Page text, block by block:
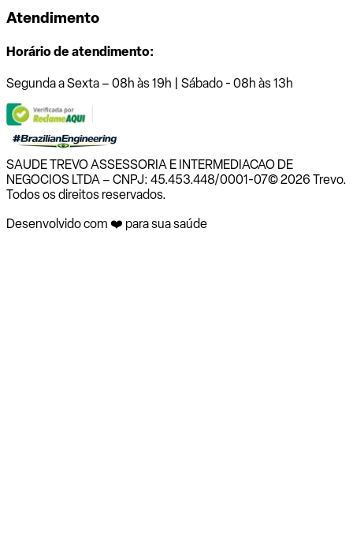
Atendimento
Horário de atendimento:
Segunda a Sexta – 08h às 19h | Sábado - 08h às 13h
SAUDE TREVO ASSESSORIA E INTERMEDIACAO DE
NEGOCIOS LTDA – CNPJ: 45.453.448/0001-07© 2026 Trevo.
Todos os direitos reservados.
Desenvolvido com ❤️ para sua saúde